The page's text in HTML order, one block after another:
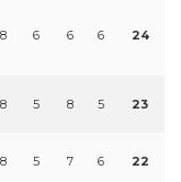
6 6 6 24
5 8 5 23
5 7 6 22